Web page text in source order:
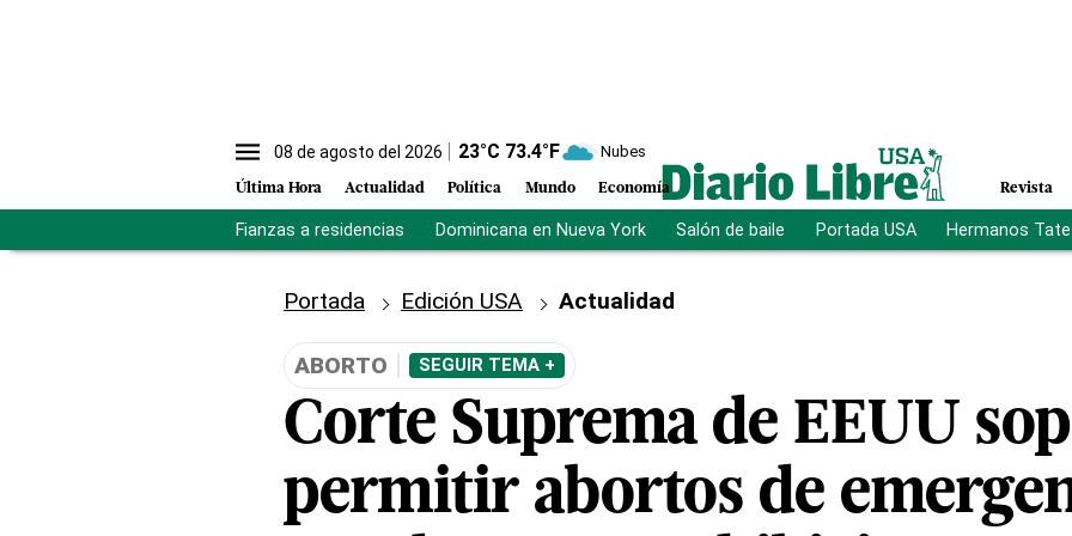
08 de agosto del 2026 23°C 73.4°F Nubes
Última Hora Actualidad Política Mundo Economía Revista
Fianzas a residencias Dominicana en Nueva York Salón de baile Portada USA Hermanos Tate
Portada Edición USA Actualidad
ABORTO SEGUIR TEMA +
Corte Suprema de EEUU
permitir abortos de